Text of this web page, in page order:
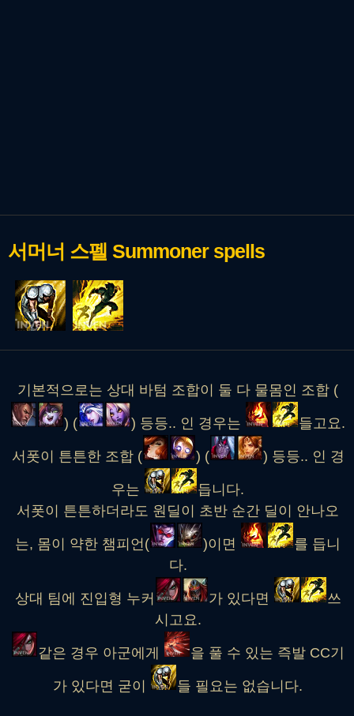
서머너 스펠 Summoner spells
기본적으로는 상대 바텀 조합이 둘 다 물몸인 조합 (
) ( ) 등등.. 인 경우는 들고요.
서폿이 튼튼한 조합 ( ) ( ) 등등.. 인 경
우는
듭니다.
서폿이 튼튼하더라도 원딜이 초반 순간 딜이 안나오
는, 몸이 약한 챔피언( )이면
를 듭니
다.
상대 팀에 진입형 누커 가 있다면
쓰
시고요.
같은 경우 아군에게 을 풀 수 있는 즉발 CC기
가 있다면 굳이 들 필요는 없습니다.